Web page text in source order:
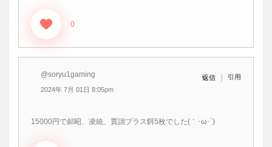
0
@soryu1gaming
2024年 7月 01日 8:05pm
返信 引用
15000円で郝昭、凌統、賈詡プラス餌5枚でした(｀･ω･´)ゞ